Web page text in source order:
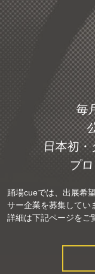
毎
日本初・
プ
踊場cueでは、出展希
サー企業を募集してい
詳細は下記ページをご